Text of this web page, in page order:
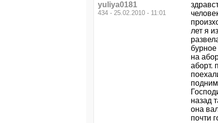
yuliya0181
434 - 25.02.2010 - 11:01
лет я
на
аборт.
назад
она
почти